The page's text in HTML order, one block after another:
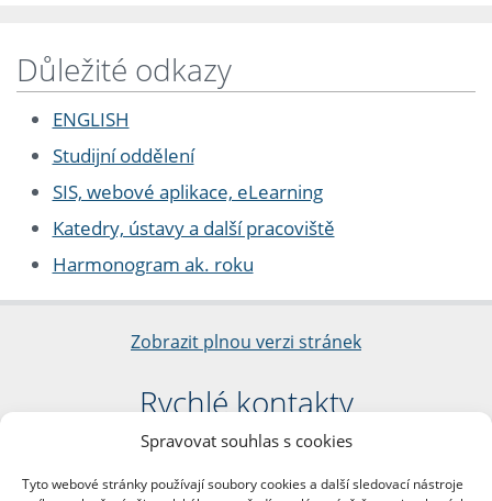
Spravovat souhlas s cookies
Tyto webové stránky používají soubory cookies a další sledovací nástroje
Důležité odkazy
ENGLISH
Studijní oddělení
SIS, webové aplikace, eLearning
Katedry, ústavy a další pracoviště
Harmonogram ak. roku
Zobrazit plnou verzi stránek
Rychlé kontakty
Filozofická fakulta
nám. Jana Palacha 1/2